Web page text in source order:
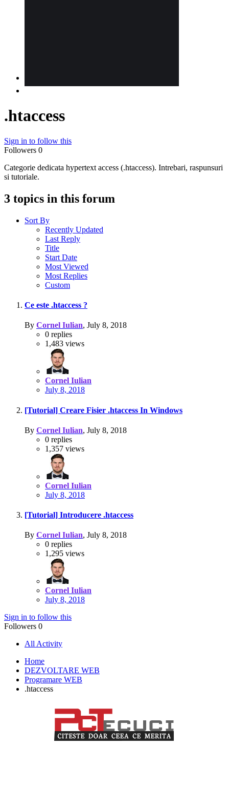
.htaccess
Sign in to follow this
Followers 0
Categorie dedicata hypertext access (.htaccess). Intrebari, raspunsuri
si tutoriale.
3 topics in this forum
Sort By
Recently Updated
Last Reply
Title
Start Date
Most Viewed
Most Replies
Custom
Ce este .htaccess ?
By Cornel Iulian, July 8, 2018
0 replies
1,483 views
Cornel Iulian
July 8, 2018
[Tutorial] Creare Fisier .htaccess In Windows
By Cornel Iulian, July 8, 2018
0 replies
1,357 views
Cornel Iulian
July 8, 2018
[Tutorial] Introducere .htaccess
By Cornel Iulian, July 8, 2018
0 replies
1,295 views
Cornel Iulian
July 8, 2018
Sign in to follow this
Followers 0
All Activity
Home
DEZVOLTARE WEB
Programare WEB
.htaccess